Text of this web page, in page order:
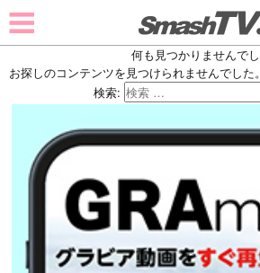
何も見つかりませんで
お探しのコンテンツを見つけられませんでした
検索: